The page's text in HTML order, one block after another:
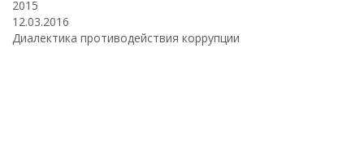
2015
12.03.2016
Диалектика противодействия коррупции